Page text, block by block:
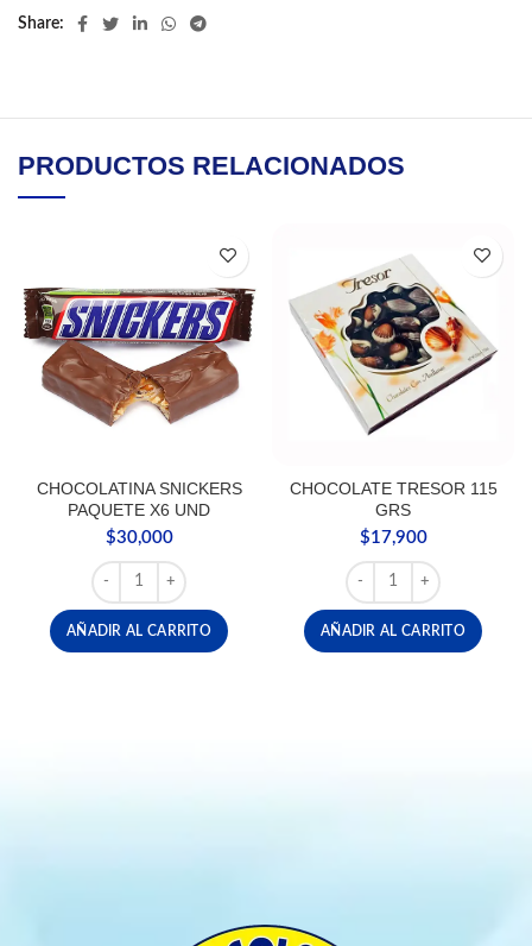
Share
PRODUCTOS RELACIONADOS
CHOCOLATINA SNICKERS
PAQUETE X6 UND
$30,000
CHOCOLATINA SNICKERS PAQUETE X6 UND cantidad
AÑADIR AL CARRITO
CHOCOLATE TRESOR 115
GRS
$17,900
CHOCOLATE TRESOR
AÑADIR AL CARRITO